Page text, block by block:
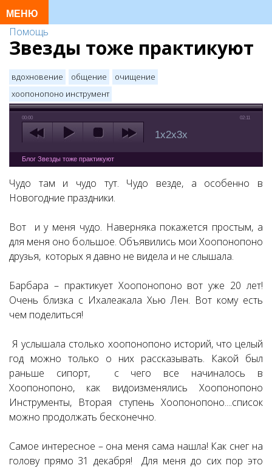
Помощь
Звезды тоже практикуют
вдохновение общение
очищение
хоопонопоно инструмент
00:00 02:11
1x2x3x
Блог Звезды тоже практикуют
Чудо там и чудо тут. Чудо везде, а особенно в
Новогодние праздники.
Вот и у меня чудо. Наверняка покажется простым, а
для меня оно большое. Объявились мои Хоопонопоно
друзья, которых я давно не видела и не слышала.
Барбара – практикует Хоопонопоно вот уже 20 лет!
Очень близка с Ихалеакала Хью Лен. Вот кому есть
чем поделиться!
Я услышала столько хоопонопоно историй, что целый
год можно только о них рассказывать. Какой был
раньше сипорт, с чего все начиналось в
Хоопонопоно, как видоизменялись Хоопонопоно
Инструменты, Вторая ступень Хоопонопоно....список
можно продолжать бесконечно.
Самое интересное – она меня сама нашла! Как снег на
голову прямо 31 декабря! Для меня до сих пор это